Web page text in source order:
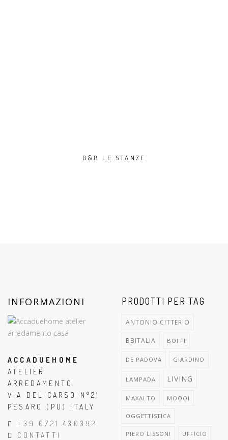
B&B LE STANZE
INFORMAZIONI
ACCADUEHOME
ATELIER
ARREDAMENTO
VIA DEL CARSO N°21
PESARO (PU) ITALY
+39 0721 430392
CONTATTI
PRODOTTI PER TAG
ANTONIO CITTERIO
BBITALIA BOFFI
DE PADOVA GIARDINO
LAMPADA LIVING
MAXALTO MOOOI
OGGETTISTICA
PIERO LISSONI UFFICIO